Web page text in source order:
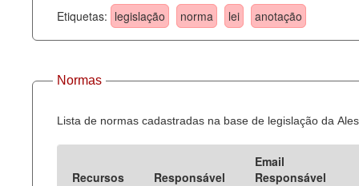
Perguntas frequentes
Contato
Etiquetas: legislação norma lei anotação
Normas
Lista de normas cadastradas na base de legislação da
Recursos Responsável
Email
Responsável